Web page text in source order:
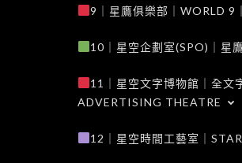
9｜星鷹俱樂部｜WORLD 9
10｜星空企劃室(SPO)｜星
11｜星空文字博物館｜全文
ADVERTISING THEATRE
12｜星空時間工藝室｜